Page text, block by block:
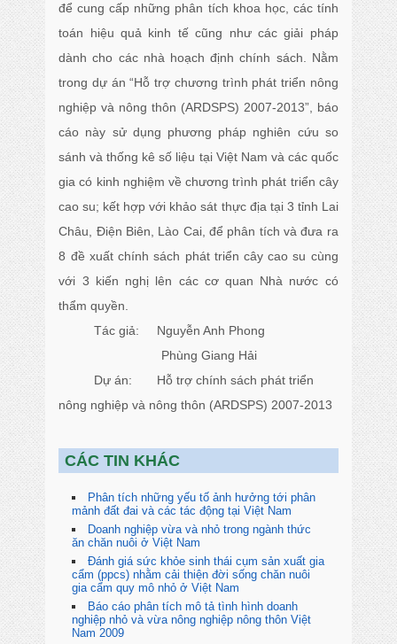
để cung cấp những phân tích khoa học, các tính
toán hiệu quả kinh tế cũng như các giải pháp
dành cho các nhà hoạch định chính sách. Nằm
trong dự án “Hỗ trợ chương trình phát triển nông
nghiệp và nông thôn (ARDSPS) 2007-2013”, báo
cáo này sử dụng phương pháp nghiên cứu so
sánh và thống kê số liệu tại Việt Nam và các quốc
gia có kinh nghiệm về chương trình phát triển cây
cao su; kết hợp với khảo sát thực địa tại 3 tỉnh Lai
Châu, Điện Biên, Lào Cai, để phân tích và đưa ra
8 đề xuất chính sách phát triển cây cao su cùng
với 3 kiến nghị lên các cơ quan Nhà nước có
thẩm quyền.
Tác giả: Nguyễn Anh Phong
Phùng Giang Hải
Dự án: Hỗ trợ chính sách phát triển
nông nghiệp và nông thôn (ARDSPS) 2007-2013
CÁC TIN KHÁC
Phân tích những yếu tố ảnh hưởng tới phân
mảnh đất đai và các tác động tại Việt Nam
Doanh nghiệp vừa và nhỏ trong ngành thức
ăn chăn nuôi ở Việt Nam
Đánh giá sức khỏe sinh thái cụm sản xuất gia
cẩm (ppcs) nhằm cải thiện đời sống chăn nuôi
gia cẩm quy mô nhỏ ở Việt Nam
Báo cáo phân tích mô tả tình hình doanh
nghiệp nhỏ và vừa nông nghiệp nông thôn Việt
Nam 2009